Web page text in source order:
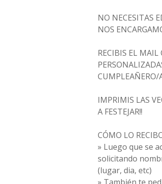
NO NECESITAS
NOS
RECIBIS EL
CUMPLEAÑERO/
IMPRIMIS LAS
A FESTEJAR!!
CÓMO LO
» Luego que se
solicitando
(lugar, dia, etc)